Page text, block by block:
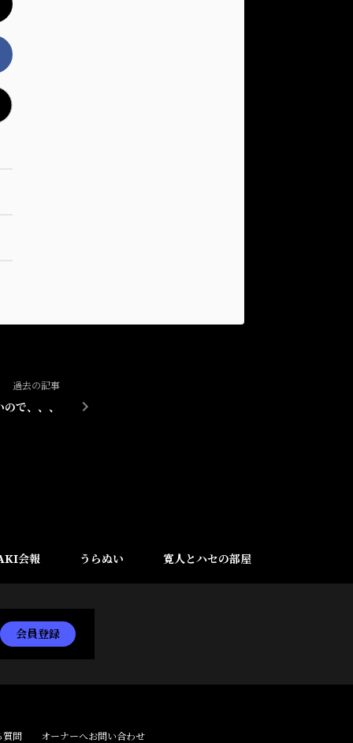
過去の記事
で、、、
会報 うらぬい 寛人とハセの部屋
会員登録
質問 オーナーへお問い合わせ